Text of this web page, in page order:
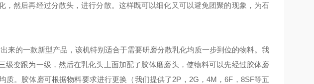
，然后再经过分散头，进行分散。这样既可以细化又可以避免团聚的现象，为石
来的一款新型产品，该机特别适合于需要研磨分散乳化均质一步到位的物料。我
级变跟为一级，然后在乳化头上面加配了胶体磨磨头，使物料可以先经过胶体磨
质。胶体磨可根据物料要求进行更换（我们提供了2P ， 2G ，4M ，6F ， 8SF等五